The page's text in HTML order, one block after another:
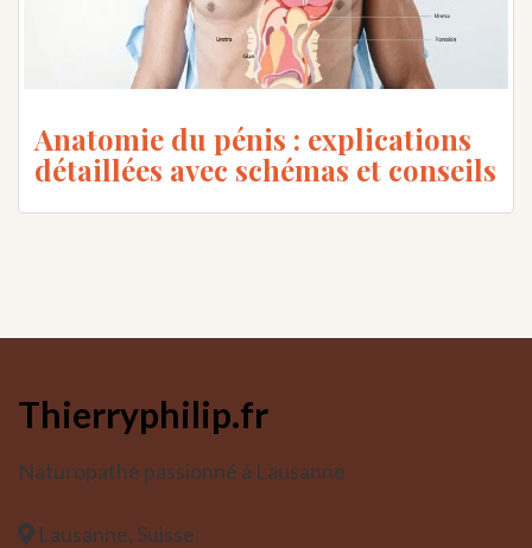
Anatomie du pénis : explications
détaillées avec schémas et conseils
Thierryphilip.fr
Naturopathe passionné à Lausanne
Lausanne, Suisse